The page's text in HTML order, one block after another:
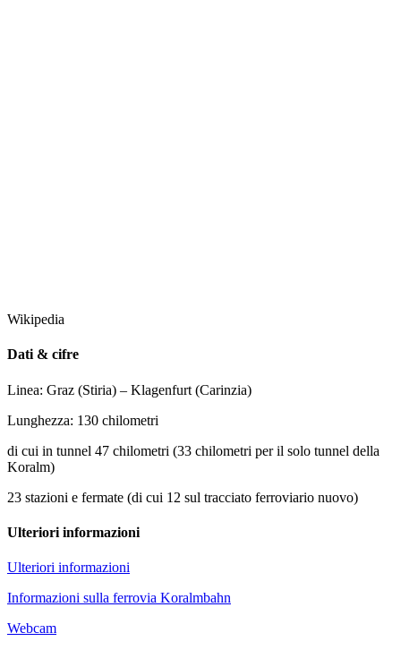
Wikipedia
Dati & cifre
Linea: Graz (Stiria) – Klagenfurt (Carinzia)
Lunghezza: 130 chilometri
di cui in tunnel 47 chilometri (33 chilometri per il solo tunnel della
Koralm)
23 stazioni e fermate (di cui 12 sul tracciato ferroviario nuovo)
Ulteriori informazioni
Ulteriori informazioni
Informazioni sulla ferrovia Koralmbahn
Webcam